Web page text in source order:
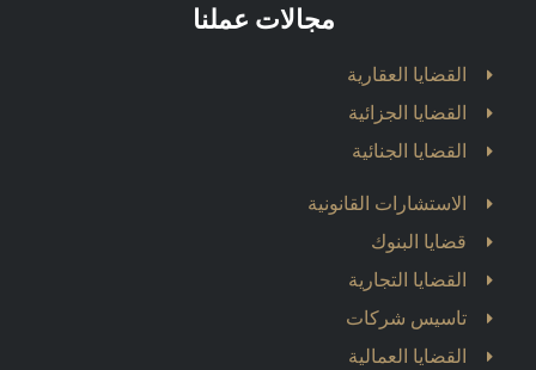
مجالات عملنا
القضايا العقارية
القضايا الجزائية
القضايا الجنائية
الاستشارات القانونية
قضايا البنوك
القضايا التجارية
تاسيس شركات
القضايا العمالية